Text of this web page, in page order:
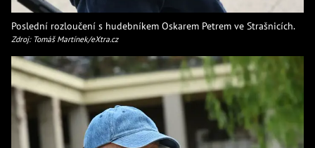
Poslední rozloučení s hudebníkem Oskarem Petrem ve Strašnicích.
Zdroj: Tomáš Martínek/eXtra.cz